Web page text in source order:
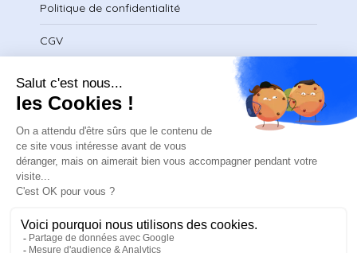
Politique de confidentialité
CGV
Télécharger le certificat